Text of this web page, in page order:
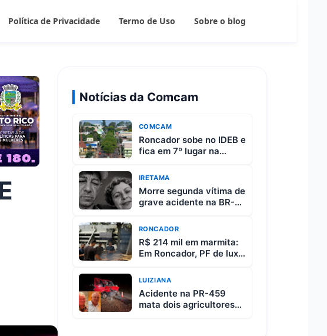
Política de Privacidade Termo de Uso Sobre o blog
Notícias da Comcam
COMCAM
Roncador sobe no IDEB e
fica em 7º lugar na
IRETAMA
Morre segunda vítima de
grave acidente na BR-
Luiziana
RONCADOR
R$ 214 mil em marmita:
Em Roncador, PF de luxo
3 carnes
LUIZIANA
Acidente na PR-459
mata dois agricultores